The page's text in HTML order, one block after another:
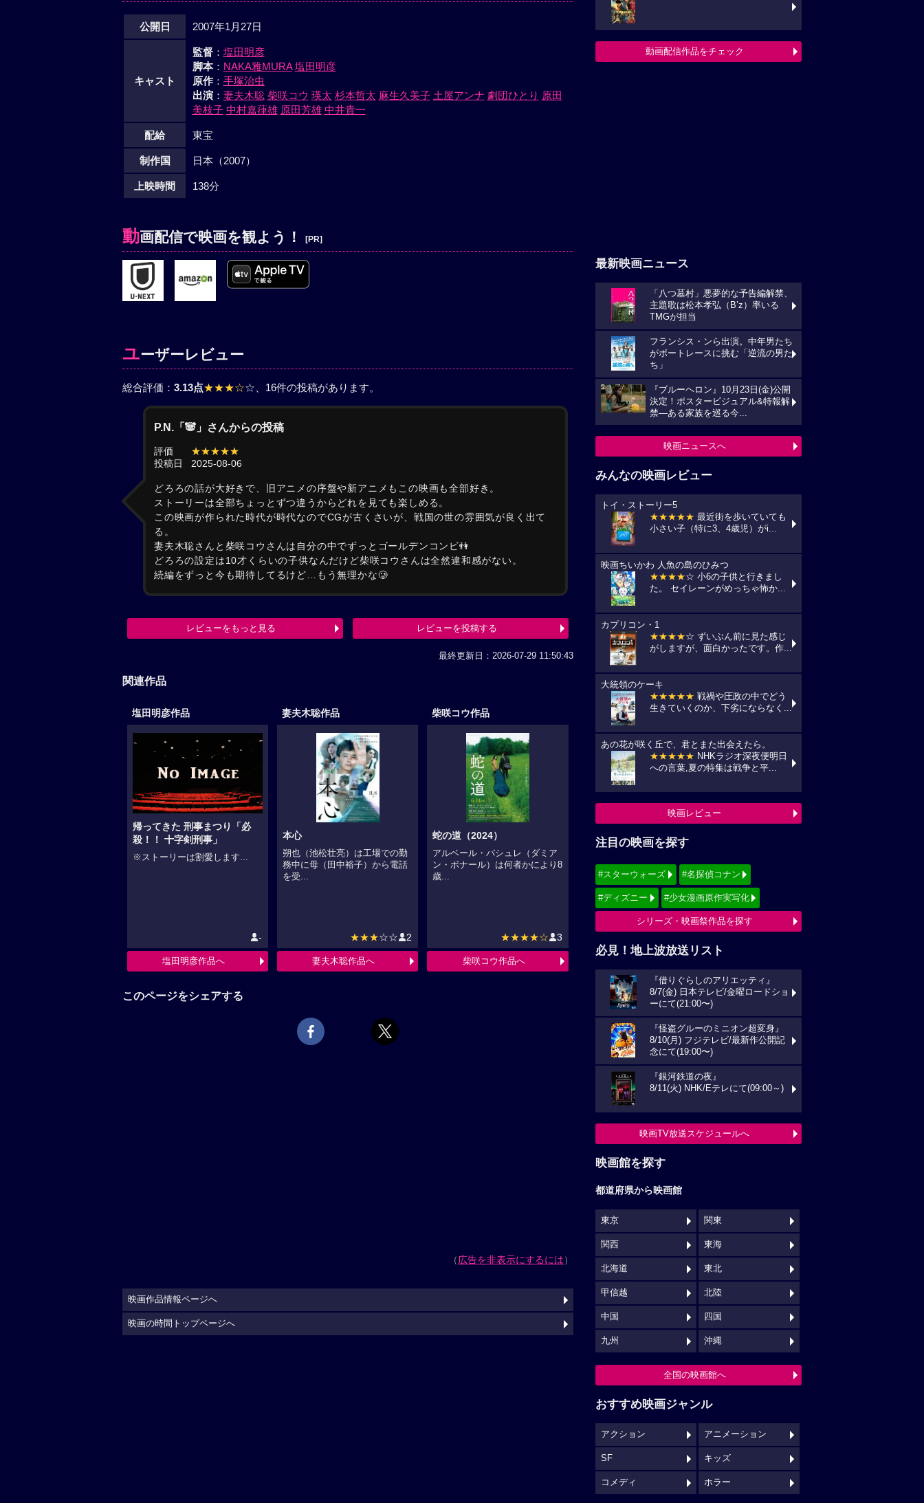
公開日 2007年1月27日
キャスト
監督： 塩田明彦
脚本： NAKA雅MURA 塩田明彦
原作： 手塚治虫
出演： 妻夫木聡 柴咲コウ 瑛太 杉本哲太 麻生久美子 土屋アンナ 劇団ひとり 原田
美枝子 中村嘉葎雄 原田芳雄 中井貴一
配給 東宝
制作国 日本（2007）
上映時間 138分
動画配信で映画を観よう！ [PR]
ユーザーレビュー
総合評価： 3.13点★★★☆☆ 、16件の投稿があります。
P.N.「🐼」さんからの投稿
評価
★★★★★
投稿日
2025-08-06
どろろの話が大好きで、旧アニメの序盤や新アニメもこの映画も全部好き。
ストーリーは全部ちょっとずつ違うからどれを見ても楽しめる。
この映画が作られた時代が時代なのでCGが古くさいが、戦国の世の雰囲気が良く出て
る。
妻夫木聡さんと柴咲コウさんは自分の中でずっとゴールデンコンビ👫
どろろの設定は10才くらいの子供なんだけど柴咲コウさんは全然違和感がない。
続編をずっと今も期待してるけど…もう無理かな🥲
レビューをもっと見る レビューを投稿する
最終更新日：2026-07-29 11:50:43
関連作品
塩田明彦作品
帰ってきた 刑事まつり「必
殺！！ 十字剣刑事」
※ストーリーは割愛します...
-
塩田明彦作品へ
妻夫木聡作品
本心
朔也（池松壮亮）は工場での勤
務中に母（田中裕子）から電話
を受...
★★★☆☆ 2
妻夫木聡作品へ
柴咲コウ作品
蛇の道（2024）
アルベール・バシュレ（ダミア
ン・ボナール）は何者かにより8
歳...
★★★★☆ 3
柴咲コウ作品へ
このページをシェアする
（広告を非表示にするには）
動画配信作品をチェック
最新映画ニュース
「八つ墓村」悪夢的な予告編解禁、
主題歌は松本孝弘（B’z）率いる
TMGが担当
フランシス・ンら出演。中年男たち
がボートレースに挑む「逆流の男た
ち」
『ブルーヘロン』10月23日(金)公開
決定！ポスタービジュアル&特報解
禁―ある家族を巡る今...
映画ニュースへ
みんなの映画レビュー
トイ・ストーリー5
★★★★★ 最近街を歩いていても
小さい子（特に3、4歳児）がi...
映画ちいかわ 人魚の島のひみつ
★★★★☆ 小6の子供と行きまし
た。 セイレーンがめっちゃ怖か...
カプリコン・1
★★★★☆ ずいぶん前に見た感じ
がしますが、面白かったです。作...
大統領のケーキ
★★★★★ 戦禍や圧政の中でどう
生きていくのか、下劣にならなく...
あの花が咲く丘で、君とまた出会えたら。
★★★★★ NHKラジオ深夜便明日
への言葉,夏の特集は戦争と平...
映画レビュー
注目の映画を探す
#スターウォーズ #名探偵コナン
#ディズニー #少女漫画原作実写化
シリーズ・映画祭作品を探す
必見！地上波放送リスト
『借りぐらしのアリエッティ』
8/7(金) 日本テレビ/金曜ロードショ
ーにて(21:00〜)
『怪盗グルーのミニオン超変身』
8/10(月) フジテレビ/最新作公開記
念にて(19:00〜)
『銀河鉄道の夜』
8/11(火) NHK/Eテレにて(09:00～)
映画TV放送スケジュールへ
映画館を探す
都道府県から映画館
東京 関東
関西 東海
北海道 東北
甲信越 北陸
中国 四国
九州 沖縄
全国の映画館へ
おすすめ映画ジャンル
アクション アニメーション
SF キッズ
コメディ ホラー
映画作品情報ページへ
映画の時間トップページへ